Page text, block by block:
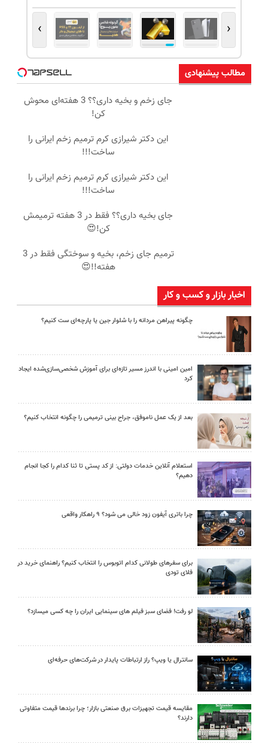
‹
›
مطالب پیشنهادی
جای زخم و بخیه داری؟؟ 3 هفته‌ای محوش
کن!
این دکتر شیرازی کرم ترمیم زخم ایرانی را
ساخت!!!
این دکتر شیرازی کرم ترمیم زخم ایرانی را
ساخت!!!
جای بخیه داری؟؟ فقط در 3 هفته ترمیمش
کن!😍
ترمیم جای زخم، بخیه و سوختگی فقط در 3
هفته!!😍
اخبار بازار و کسب و کار
چگونه پیراهن مردانه را با شلوار جین یا پارچه‌ای ست کنیم؟
امین امینی با اندرز مسیر تازه‌ای برای آموزش شخصی‌سازی‌شده ایجاد
کرد
بعد از یک عمل ناموفق، جراح بینی ترمیمی را چگونه انتخاب کنیم؟
استعلام آنلاین خدمات دولتی: از کد پستی تا ثنا کدام را کجا انجام
دهیم؟
چرا باتری آیفون زود خالی می شود؟ ۹ راهکار واقعی
برای سفرهای طولانی کدام اتوبوس را انتخاب کنیم؟ راهنمای خرید در
فلای تودی
لو رفت! فضای سبز فیلم های سینمایی ایران را چه کسی میسازد؟
سانترال یا ویپ؟ راز ارتباطات پایدار در شرکت‌های حرفه‌ای
مقایسه قیمت تجهیزات برق صنعتی بازار؛ چرا برندها قیمت متفاوتی
دارند؟